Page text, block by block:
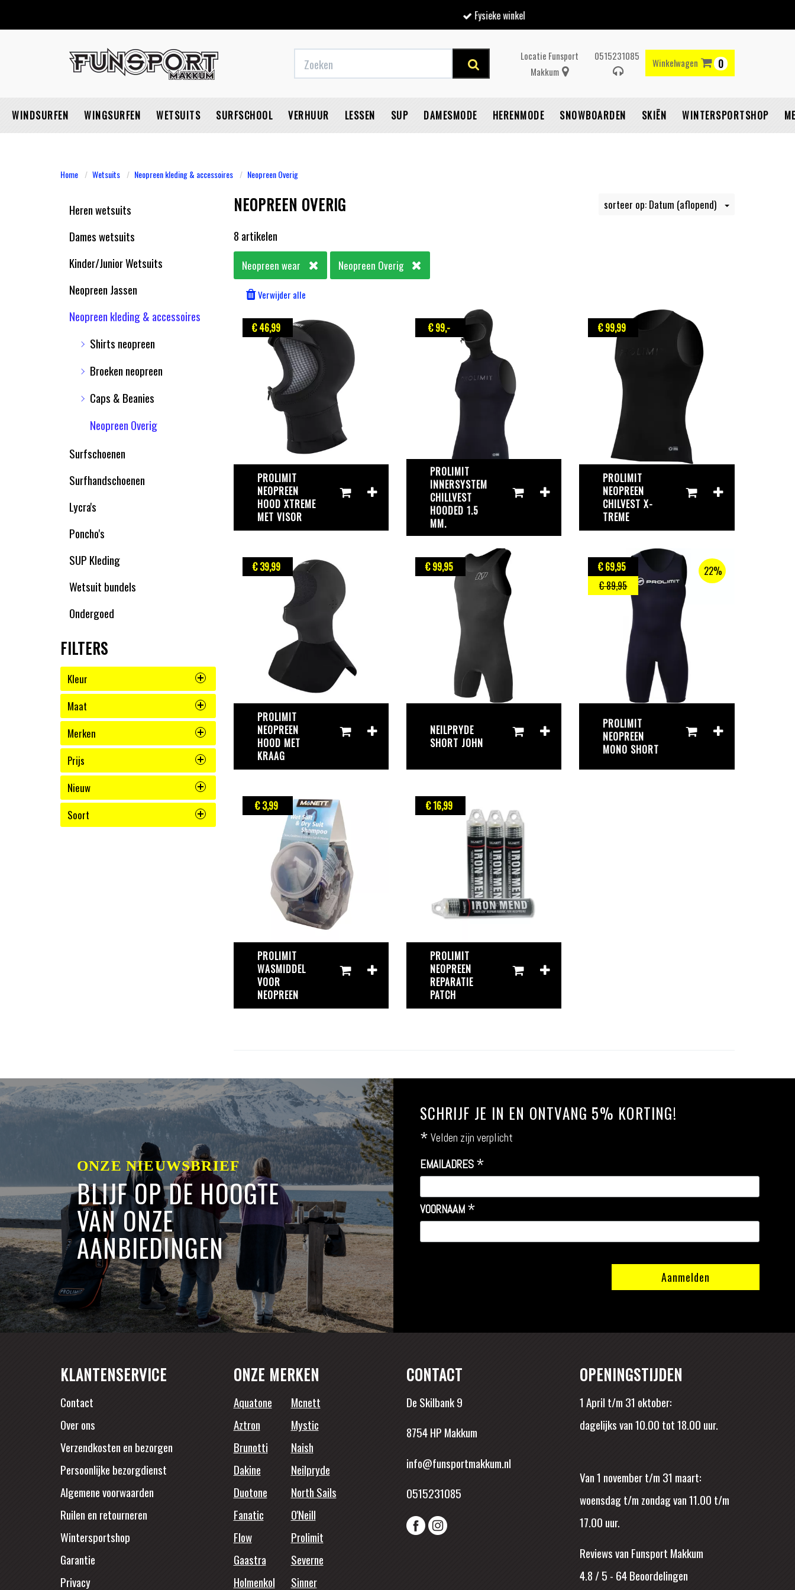
Locatie Funsport
Makkum
0515231085
Winkelwagen 0
Winkelwagen
Vul hem met producten.
WINDSURFEN WINGSURFEN WETSUITS SURFSCHOOL VERHUUR LESSEN SUP DAMESMODE HERENMODE SNOWBOARDEN SKIËN WINTERSPORTSHOP
Home Wetsuits Neopreen kleding & accessoires Neopreen Overig
Heren wetsuits
Dames wetsuits
Kinder/Junior Wetsuits
Neopreen Jassen
Neopreen kleding & accessoires
Shirts neopreen
Broeken neopreen
Caps & Beanies
Neopreen Overig
Surfschoenen
Surfhandschoenen
Lycra's
Poncho's
SUP Kleding
Wetsuit bundels
Ondergoed
FILTERS
Kleur
Maat
Merken
Prijs
Nieuw
Soort
NEOPREEN OVERIG sorteer op: Datum (aflopend)
8 artikelen
Neopreen wear Neopreen Overig
Verwijder alle
€ 46,99
PROLIMIT
NEOPREEN
HOOD XTREME
MET VISOR
€ 99,-
PROLIMIT
INNERSYSTEM
CHILLVEST
HOODED 1.5
MM.
€ 99,99
PROLIMIT
NEOPREEN
CHILVEST X-
TREME
€ 39,99
PROLIMIT
NEOPREEN
HOOD MET
KRAAG
€ 99,95
NEILPRYDE
SHORT JOHN
€ 69,95
€ 89,95
22%
​PROLIMIT
NEOPREEN
MONO SHORT
€ 3,99
PROLIMIT
WASMIDDEL
VOOR
NEOPREEN
€ 16,99
PROLIMIT
NEOPREEN
REPARATIE
PATCH
ONZE NIEUWSBRIEF
BLIJF OP DE HOOGTE
VAN ONZE
AANBIEDINGEN
SCHRIJF JE IN EN ONTVANG 5% KORTING!
* Velden zijn verplicht
EMAILADRES *
VOORNAAM *
KLANTENSERVICE
Contact
Over ons
Verzendkosten en bezorgen
Persoonlijke bezorgdienst
Algemene voorwaarden
Ruilen en retourneren
Wintersportshop
Garantie
Privacy
ONZE MERKEN
Aquatone
Mcnett
Aztron
Mystic
Brunotti
Naish
Dakine
Neilpryde
Duotone
North Sails
Fanatic
O'Neill
Flow
Prolimit
Gaastra
Severne
Holmenkol
Sinner
CONTACT
De Skilbank 9
8754 HP Makkum
info@funsportmakkum.nl
0515231085
OPENINGSTIJDEN
1 April t/m 31 oktober:
dagelijks van 10.00 tot 18.00 uur.
Van 1 november t/m 31 maart:
woensdag t/m zondag van 11.00 t/m
17.00 uur.
Reviews van Funsport Makkum
4.8 / 5 - 64Beoordelingen